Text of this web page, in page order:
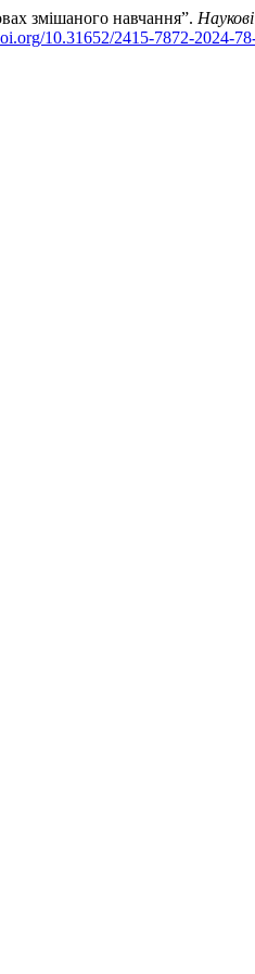
змішаного навчання”.
10.31652/2415-7872-2024-